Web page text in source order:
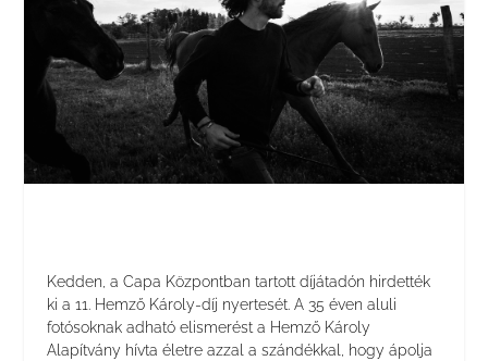
Kedden, a Capa Központban tartott díjátadón hirdették
ki a 11. Hemző Károly-díj nyertesét. A 35 éven aluli
fotósoknak adható elismerést a Hemző Károly
Alapítvány hívta életre azzal a szándékkal, hogy ápolja